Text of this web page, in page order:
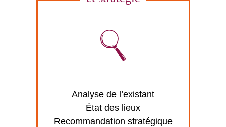
Analyse de l’existant
État des lieux
Recommandation stratégique